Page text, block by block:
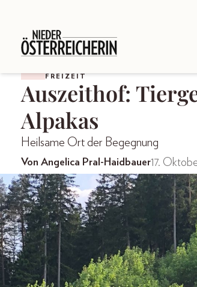
FREIZEIT
Auszeithof:
Alpakas
Heilsame Ort der Begegnung
Von Angelica Pral-Haidbauer17.